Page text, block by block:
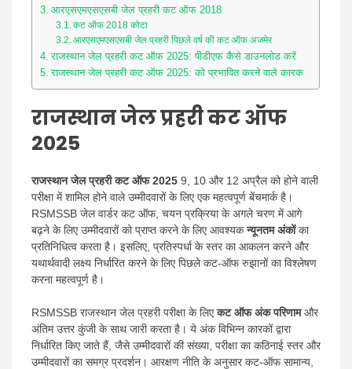
आरएसएमएसएसबी जेल प्रहरी कट ऑफ 2018
कट ऑफ 2018 कोटा
आरएसएमएसएसबी जेल प्रहरी पिछले वर्ष की कट ऑफ अजमेर
राजस्थान जेल प्रहरी कट ऑफ 2025: पीडीएफ कैसे डाउनलोड करें
राजस्थान जेल प्रहरी कट ऑफ 2025: को प्रभावित करने वाले कारक
राजस्थान जेल प्रहरी कट ऑफ
2025
राजस्थान जेल प्रहरी कट ऑफ 2025 9, 10 और 12 अप्रैल को होने वाली
परीक्षा में शामिल होने वाले उम्मीदवारों के लिए एक महत्वपूर्ण बेंचमार्क है।
RSMSSB जेल वार्डर कट ऑफ, चयन प्रक्रिया के अगले चरण में आगे
बढ़ने के लिए उम्मीदवारों को प्राप्त करने के लिए आवश्यकन्यूनतम अंकोंका
प्रतिनिधित्व करता है। इसलिए, प्रतिस्पर्धा के स्तर का आकलन करने और
यथार्थवादी लक्ष्य निर्धारित करने के लिए पिछले कट-ऑफ रुझानों का विश्लेषण
करना महत्वपूर्ण है।
RSMSSB राजस्थान जेल प्रहरी परीक्षा के लिएकट ऑफ अंक परिणामऔर
अंतिम उत्तर कुंजी के साथ जारी करता है। ये अंक विभिन्न कारकों द्वारा
निर्धारित किए जाते हैं, जैसे उम्मीदवारों की संख्या, परीक्षा का कठिनाई स्तर और
उम्मीदवारों का समग्र प्रदर्शन। आरक्षण नीति के अनुसार कट-ऑफ सामान्य,